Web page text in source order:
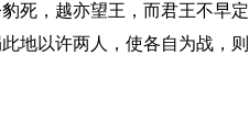
死，越亦望王，而君王不早
地以许两人，使各自为战，